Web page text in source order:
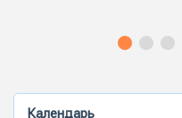
Календарь